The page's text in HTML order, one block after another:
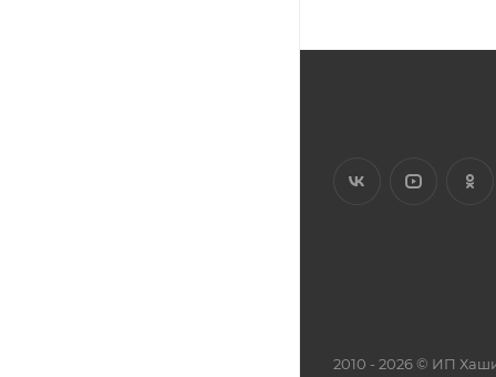
2010 - 2026 © ИП